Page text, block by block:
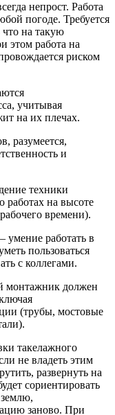
непрост. Работа
погоде. Требуется
что на такую
этом работа на
риском
учитывая
на их плечах.
разумеется,
и
техники
работах на высоте
времени).
умение работать в
пользоваться
с коллегами.
монтажник должен
(трубы, мостовые
такелажного
не владеть этим
развернуть на
сориентировать
заново. При